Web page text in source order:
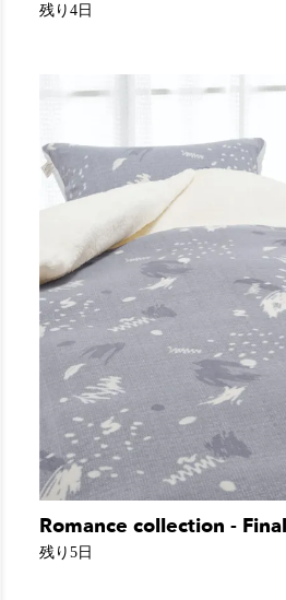
残り4日
Romance collection -
残り5日